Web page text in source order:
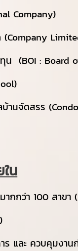
Company)
(Company
น (BOI : Board
านจัดสรร
น
กกว่า 100 สาขา
ร และ ควบคุมงา